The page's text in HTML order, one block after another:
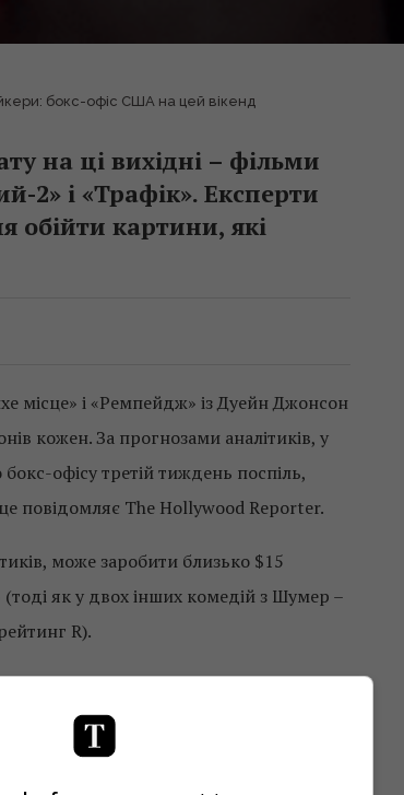
бокс-офіс США на цей вікенд
на ці вихідні – фільми
2» і «Трафік». Експерти
обійти картини, які
місце» і «Ремпейдж» із Дуейн Джонсон
кожен. За прогнозами аналітиків, у
офісу третій тиждень поспіль,
повідомляє The Hollywood Reporter.
може заробити близько $15
як у двох інших комедій з Шумер –
R).
Сільверштейн. Актриса Емі Шумер грає
що стала виглядати як
а виконавиці головної ролі Емі
мережах. Деякі користувачі,